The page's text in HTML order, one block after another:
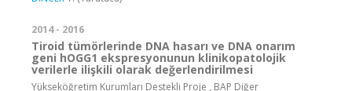
2014 - 2016
Tiroid tümörlerinde DNA hasarı ve DNA onarım
geni hOGG1 ekspresyonunun klinikopatolojik
verilerle ilişkili olarak değerlendirilmesi
Yükseköğretim Kurumları Destekli Proje , BAP Diğer